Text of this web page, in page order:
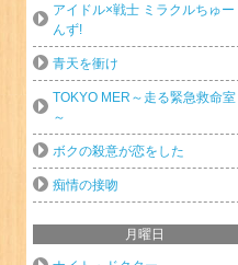
アイドル×戦士 ミラクルちゅー
んず!
青天を衝け
TOKYO MER～走る緊急救命室
～
ボクの殺意が恋をした
痴情の接吻
月曜日